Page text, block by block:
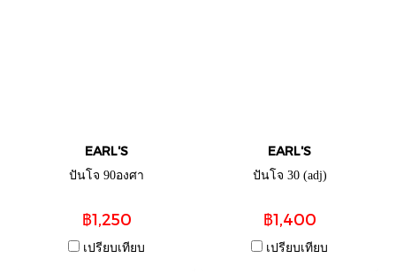
EARL'S
ปันโจ 90องศา
฿1,250
เปรียบเทียบ
EARL'S
ปันโจ 30 (adj)
฿1,400
เปรียบเทียบ